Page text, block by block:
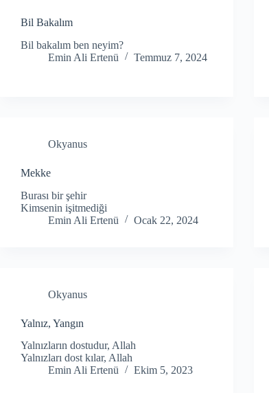
Bil Bakalım
Bil bakalım ben neyim?
Emin Ali Ertenü
Temmuz 7, 2024
Okyanus
Mekke
Burası bir şehir
Kimsenin işitmediği
Emin Ali Ertenü
Ocak 22, 2024
Okyanus
Yalnız, Yangın
Yalnızların dostudur, Allah
Yalnızları dost kılar, Allah
Emin Ali Ertenü
Ekim 5, 2023